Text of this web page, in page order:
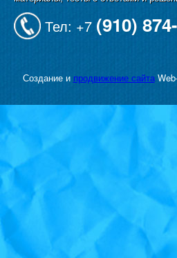
Тел: +7 (910)
Создание и продвижение сайта